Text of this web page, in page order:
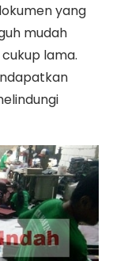
yang
mudah
lama.